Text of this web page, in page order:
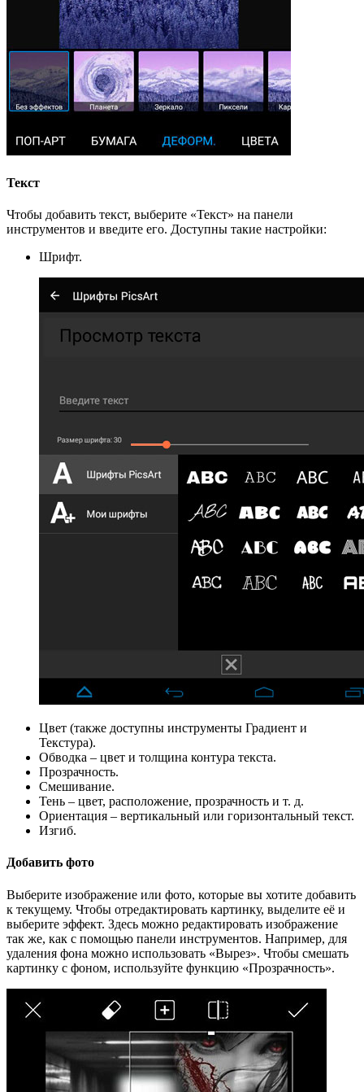
Текст
Чтобы добавить текст, выберите «Текст» на панели
инструментов и введите его. Доступны такие настройки:
Шрифт.
Цвет (также доступны инструменты Градиент и
Текстура).
Обводка – цвет и толщина контура текста.
Прозрачность.
Смешивание.
Тень – цвет, расположение, прозрачность и т. д.
Ориентация – вертикальный или горизонтальный текст.
Изгиб.
Добавить фото
Выберите изображение или фото, которые вы хотите добавить
к текущему. Чтобы отредактировать картинку, выделите её и
выберите эффект. Здесь можно редактировать изображение
так же, как с помощью панели инструментов. Например, для
удаления фона можно использовать «Вырез». Чтобы смешать
картинку с фоном, используйте функцию «Прозрачность».